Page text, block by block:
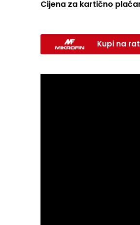
Cijena za kartično
Kupi na